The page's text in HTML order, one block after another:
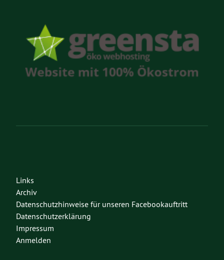
Links
Archiv
Datenschutzhinweise für unseren Facebookauftritt
Datenschutzerklärung
Impressum
Anmelden